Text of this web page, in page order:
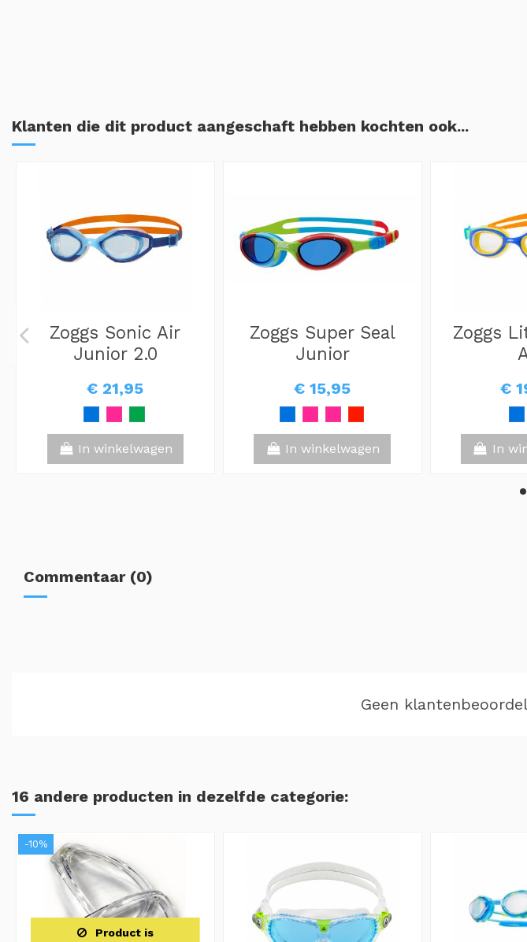
Klanten die dit product aangeschaft hebben kochten ook...
Zoggs Sonic Air
Junior 2.0
€ 21,95
In winkelwagen
Zoggs Super Seal
Junior
€ 15,95
In winkelwagen
Zoggs
€
In
Commentaar (0)
Geen
16 andere producten in dezelfde categorie:
-10%
Product is